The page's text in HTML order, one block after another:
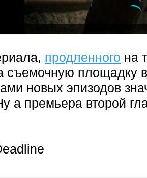
продленного на
съемочную площадку
новых эпизодов
а премьера второй